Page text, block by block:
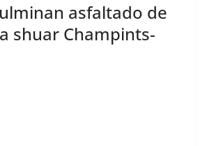
asfaltado de
shuar Champints-